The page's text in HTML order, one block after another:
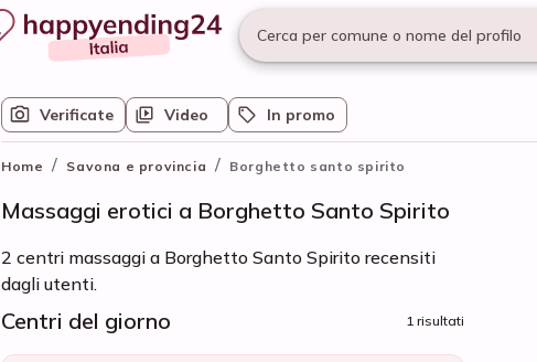
Cerca per comune o nome del profilo
Verificate Video In promo
Home / Savona e provincia / Borghetto santo spirito
Massaggi erotici a Borghetto Santo Spirito
2 centri massaggi a Borghetto Santo Spirito recensiti
dagli utenti.
Centri del giorno 1 risultati